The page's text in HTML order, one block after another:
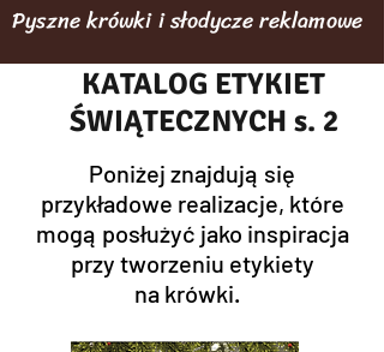
Pyszne krówki i słodycze reklamowe
KATALOG ETYKIET
ŚWIĄTECZNYCH s. 2
Poniżej znajdują się
przykładowe realizacje, które
mogą posłużyć jako inspiracja
przy tworzeniu etykiety
na krówki.